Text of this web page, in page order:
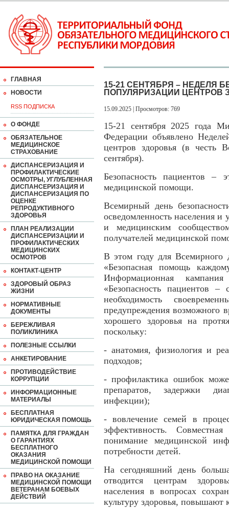
ГЛАВНАЯ
НОВОСТИ
RSS ПОДПИСКА
О ФОНДЕ
ОБЯЗАТЕЛЬНОЕ
МЕДИЦИНСКОЕ
СТРАХОВАНИЕ
ДИСПАНСЕРИЗАЦИЯ И
ПРОФИЛАКТИЧЕСКИЕ
ОСМОТРЫ, УГЛУБЛЕННАЯ
ДИСПАНСЕРИЗАЦИЯ И
ДИСПАНСЕРИЗАЦИЯ ПО
ОЦЕНКЕ
РЕПРОДУКТИВНОГО
ЗДОРОВЬЯ
ПЛАН РЕАЛИЗАЦИИ
ДИСПАНСЕРИЗАЦИИ И
ПРОФИЛАКТИЧЕСКИХ
МЕДИЦИНСКИХ
ОСМОТРОВ
КОНТАКТ-ЦЕНТР
ЗДОРОВЫЙ ОБРАЗ
ЖИЗНИ
НОРМАТИВНЫЕ
ДОКУМЕНТЫ
БЕРЕЖЛИВАЯ
ПОЛИКЛИНИКА
ПОЛЕЗНЫЕ ССЫЛКИ
АНКЕТИРОВАНИЕ
ПРОТИВОДЕЙСТВИЕ
КОРРУПЦИИ
ИНФОРМАЦИОННЫЕ
МАТЕРИАЛЫ
БЕСПЛАТНАЯ
ЮРИДИЧЕСКАЯ ПОМОЩЬ
ПАМЯТКА ДЛЯ ГРАЖДАН
О ГАРАНТИЯХ
БЕСПЛАТНОГО
ОКАЗАНИЯ
МЕДИЦИНСКОЙ ПОМОЩИ
ПРАВО НА ОКАЗАНИЕ
МЕДИЦИНСКОЙ ПОМОЩИ
ВЕТЕРАНАМ БОЕВЫХ
ДЕЙСТВИЙ
15-21 СЕНТЯБРЯ – НЕДЕЛЯ
ПОПУЛЯРИЗАЦИИ ЦЕНТРОВ
15.09.2025 | Просмотров: 769
15-21 сентября 2025 года
Федерации объявлено
центров здоровья (в честь
сентября).
Безопасность пациентов –
медицинской помощи.
Всемирный день
осведомленность населения и
и медицинским
получателей медицинской
В этом году для Всемирного
«Безопасная помощь
Информационная
«Безопасность пациентов –
необходимость
предупреждения возможного
хорошего здоровья на
поскольку:
- анатомия, физиология и
подходов;
- профилактика ошибок
препаратов, задержки
инфекции);
- вовлечение семей в
эффективность.
понимание медицинской
потребности детей.
На сегодняшний день
отводится центрам
населения в вопросах
культуру здоровья, повышают